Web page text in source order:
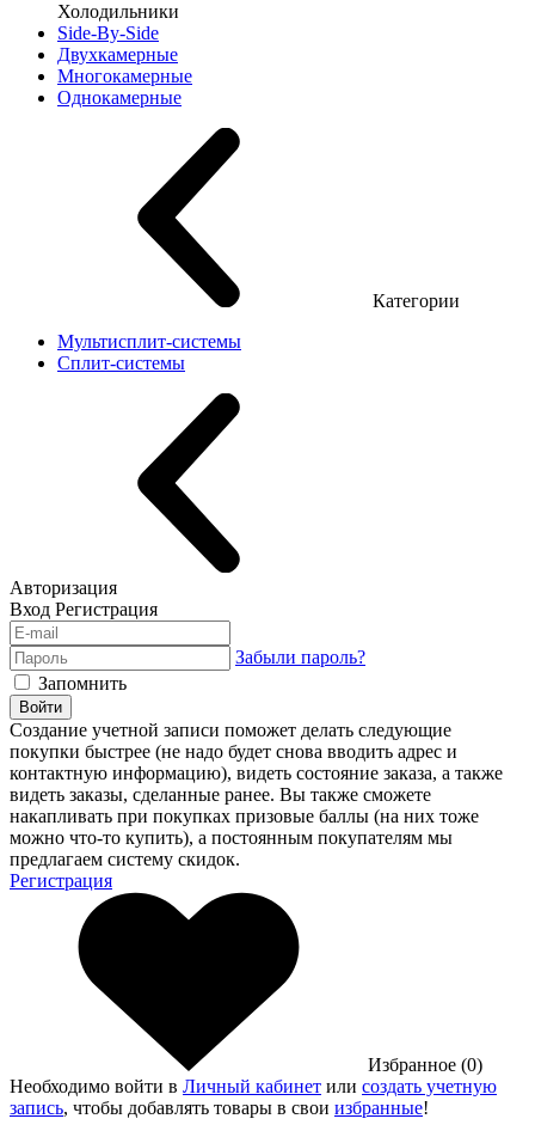
Холодильники
Side-By-Side
Двухкамерные
Многокамерные
Однокамерные
Категории
Мультисплит-системы
Сплит-системы
Авторизация
Вход Регистрация
Забыли пароль?
Запомнить
Войти
Создание учетной записи поможет делать следующие
покупки быстрее (не надо будет снова вводить адрес и
контактную информацию), видеть состояние заказа, а также
видеть заказы, сделанные ранее. Вы также сможете
накапливать при покупках призовые баллы (на них тоже
можно что-то купить), а постоянным покупателям мы
предлагаем систему скидок.
Регистрация
Избранное (0)
Необходимо войти в Личный кабинет или создать учетную
запись, чтобы добавлять товары в свои избранные!